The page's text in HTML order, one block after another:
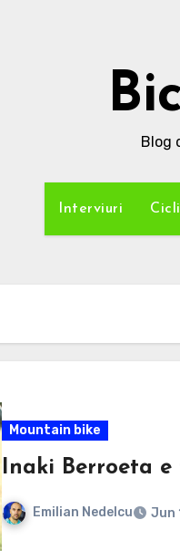
Blog
Interviuri
Mountain bike
Inaki Berroeta e
Emilian Nedelcu Jun